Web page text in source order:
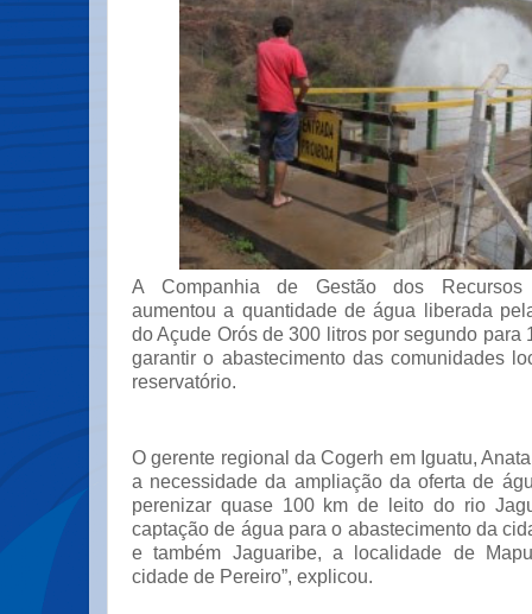
A Companhia de Gestão dos Recursos
aumentou a quantidade de água liberada
do Açude Orós de 300 litros por segundo para
garantir o abastecimento das comunidades
reservatório.
O gerente regional da Cogerh em Iguatu,
a necessidade da ampliação da oferta de
perenizar quase 100 km de leito do rio
captação de água para o abastecimento da
e também Jaguaribe, a localidade de
cidade de Pereiro”, explicou.